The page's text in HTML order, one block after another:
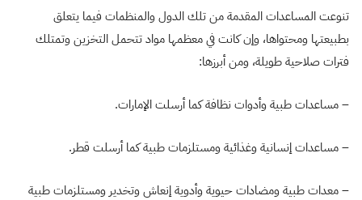
تنوعت المساعدات المقدمة من تلك الدول والمنظمات فيما يتعلق
بطبيعتها ومحتواها، وإن كانت في معظمها مواد تتحمل التخزين وتمتلك
فترات صلاحية طويلة، ومن أبرزها:
– مساعدات طبية وأدوات نظافة كما أرسلت الإمارات.
– مساعدات إنسانية وغذائية ومستلزمات طبية كما أرسلت قطر.
– معدات طبية ومضادات حيوية وأدوية إنعاش وتخدير ومستلزمات طبية